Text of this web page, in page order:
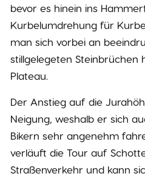
bevor es hinein ins
Kurbelumdrehung für
man sich vorbei an
stillgelegeten Steinbrüchen
Plateau.
Der Anstieg auf die
Neigung, weshalb er sich
Bikern sehr angenehm
verläuft die Tour auf
Straßenverkehr und kann